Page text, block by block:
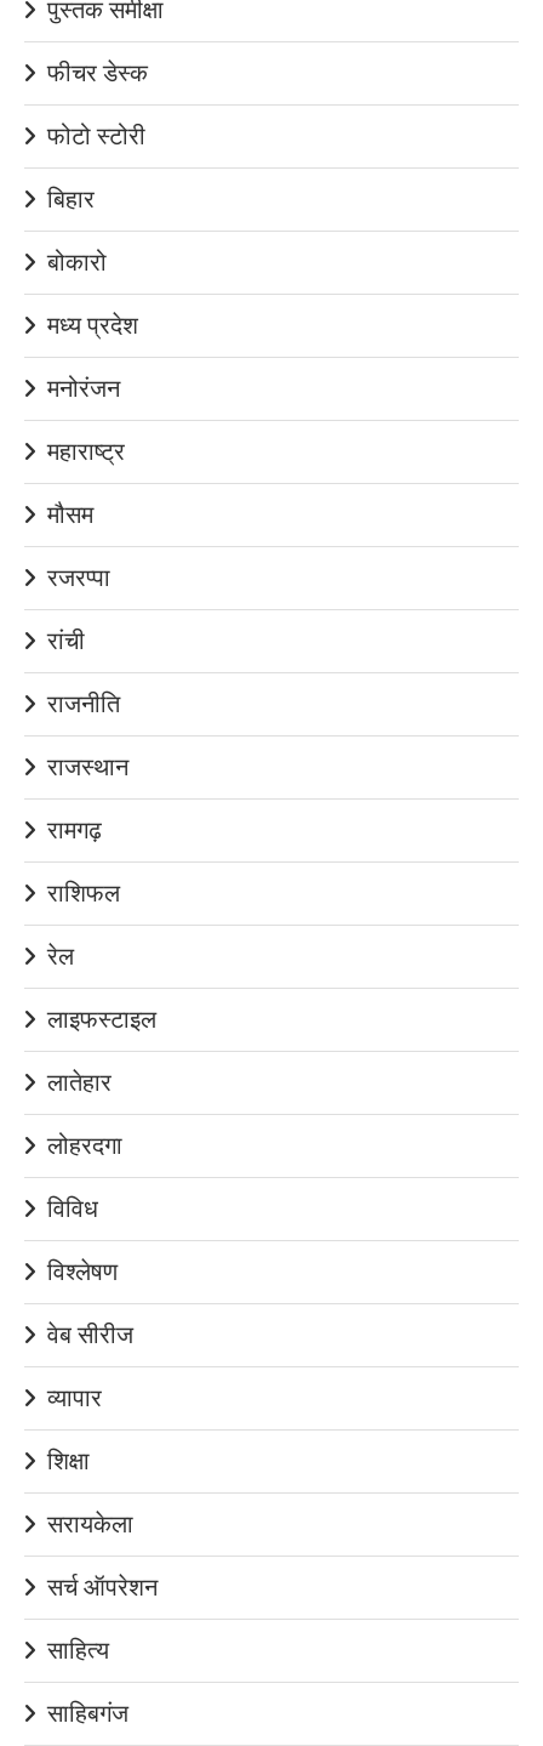
पुस्तक समीक्षा
फीचर डेस्क
फोटो स्टोरी
बिहार
बोकारो
मध्य प्रदेश
मनोरंजन
महाराष्ट्र
मौसम
रजरप्पा
रांची
राजनीति
राजस्थान
रामगढ़
राशिफल
रेल
लाइफस्टाइल
लातेहार
लोहरदगा
विविध
विश्लेषण
वेब सीरीज
व्यापार
शिक्षा
सरायकेला
सर्च ऑपरेशन
साहित्य
साहिबगंज